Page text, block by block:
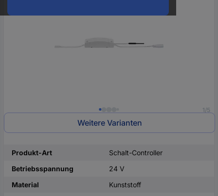
1/5
Weitere Varianten
Produkt-Art
Schalt-Controller
Betriebsspannung
24 V
Material
Kunststoff